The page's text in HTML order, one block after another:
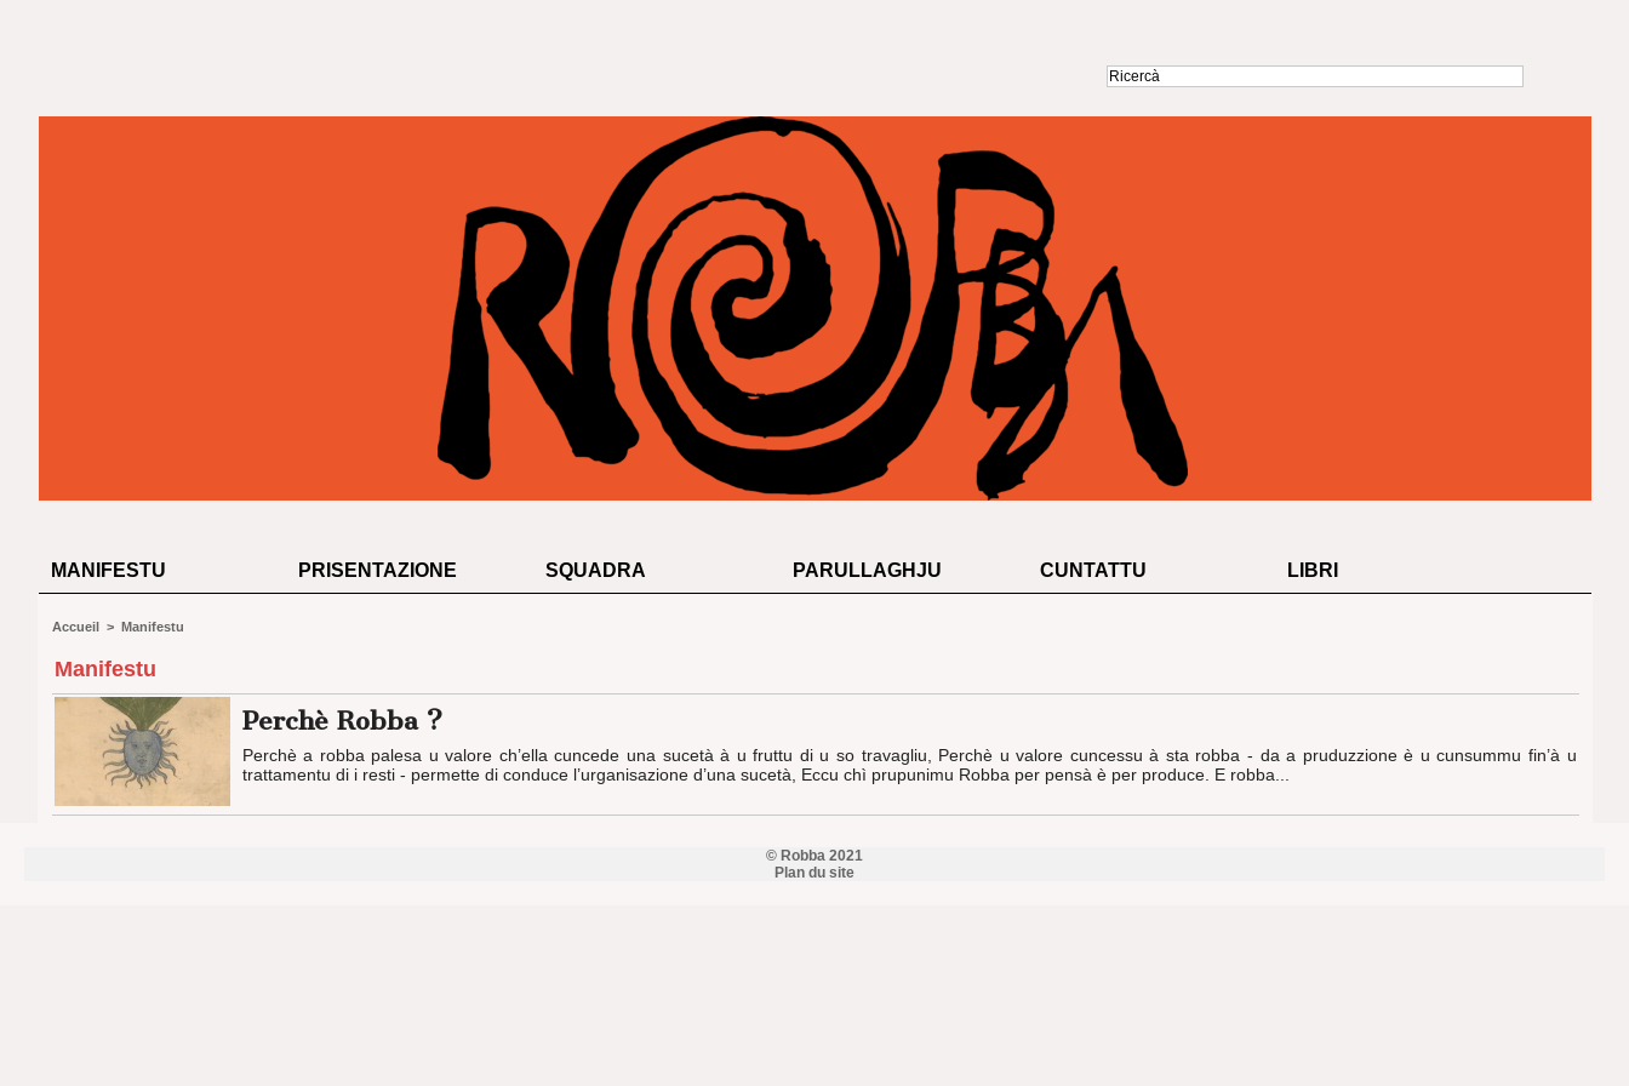
MANIFESTU PRISENTAZIONE SQUADRA PARULLAGHJU CUNTATTU LIBRI
Accueil > Manifestu
Manifestu
Perchè Robba ?
Perchè a robba palesa u valore ch’ella cuncede una sucetà à u fruttu di u so travagliu, Perchè u valore cuncessu à sta robba - da a pruduzzione è u cunsummu fin’à u
trattamentu di i resti - permette di conduce l’urganisazione d’una sucetà, Eccu chì prupunimu Robba per pensà è per produce. E robba...
© Robba 2021
Plan du site